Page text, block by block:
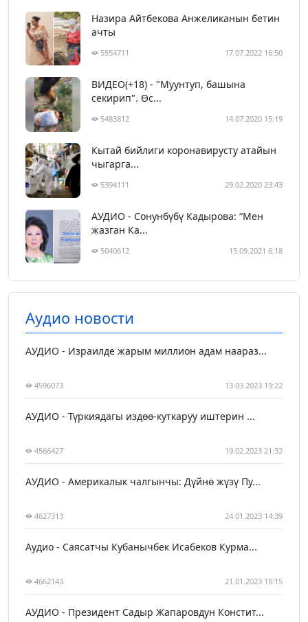
Назира Айтбекова Анжеликанын бетин
ачты
5554711 17.07.2022 16:50
ВИДЕО(+18) - "Муунтуп, башына
секирип". Өс...
5483812 14.07.2020 15:19
Кытай бийлиги коронавирусту атайын
чыгарга...
5394111 29.02.2020 23:43
АУДИО - Сонунбүбү Кадырова: “Мен
жазган Ка...
5040612 15.09.2021 6:18
Аудио новости
АУДИО - Израилде жарым миллион адам наараз...
4596073 13.03.2023 19:22
АУДИО - Түркиядагы издөө-куткаруу иштерин ...
4566427 19.02.2023 21:32
АУДИО - Америкалык чалгынчы: Дүйнө жүзү Пу...
4627313 24.01.2023 14:39
Аудио - Саясатчы Кубанычбек Исабеков Курма...
4662143 21.01.2023 18:15
АУДИО - Президент Садыр Жапаровдун Констит...